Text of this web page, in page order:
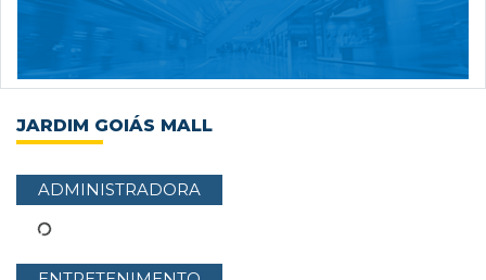
JARDIM GOIÁS MALL
ADMINISTRADORA